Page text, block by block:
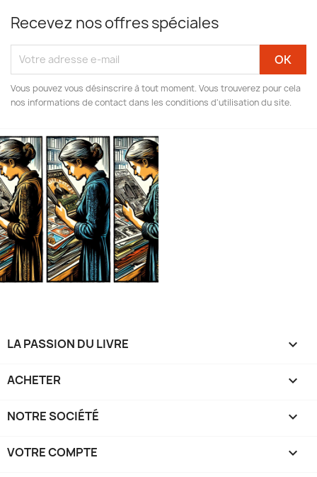
Recevez nos offres spéciales
Vous pouvez vous désinscrire à tout moment. Vous trouverez pour cela
nos informations de contact dans les conditions d'utilisation du site.
LA PASSION DU LIVRE 
ACHETER 
NOTRE SOCIÉTÉ 
VOTRE COMPTE 